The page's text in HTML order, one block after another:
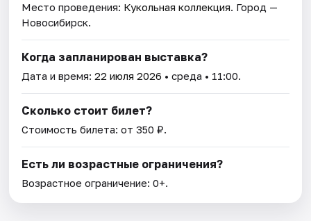
Место проведения: Кукольная коллекция. Город —
Новосибирск.
Когда запланирован выставка?
Дата и время:22 июля 2026 • среда • 11:00.
Сколько стоит билет?
Стоимость билета: от 350 ₽.
Есть ли возрастные ограничения?
Возрастное ограничение: 0+.